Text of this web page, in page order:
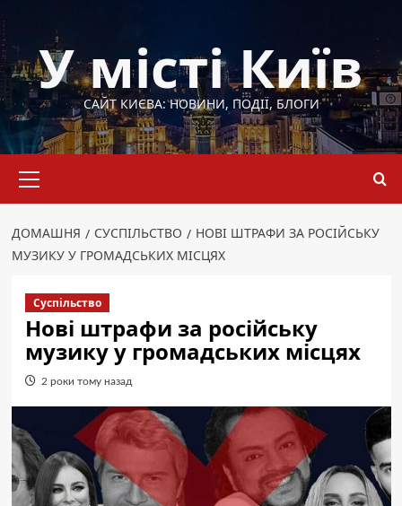
до
вмістуУ місті Київ
САЙТ КИЄВА: НОВИНИ, ПОДІЇ, БЛОГИ
меню
ДОМАШНЯ СУСПІЛЬСТВО
НОВІ ШТРАФИ ЗА РОСІЙСЬКУ
МУЗИКУ У ГРОМАДСЬКИХ МІСЦЯХ
Суспільство
Нові штрафи за російську
музику у громадських місцях
2 роки тому назад